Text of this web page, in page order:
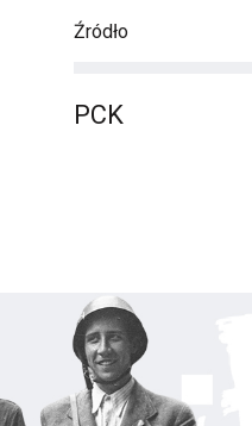
Źródło
PCK